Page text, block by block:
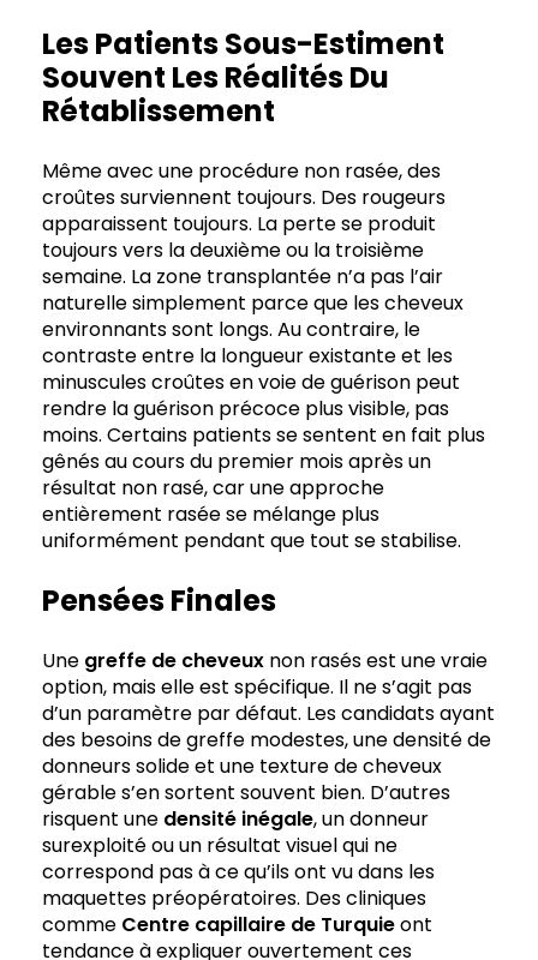
Les Patients Sous-Estiment
Souvent Les Réalités Du
Rétablissement
Même avec une procédure non rasée, des
croûtes surviennent toujours. Des rougeurs
apparaissent toujours. La perte se produit
toujours vers la deuxième ou la troisième
semaine. La zone transplantée n’a pas l’air
naturelle simplement parce que les cheveux
environnants sont longs. Au contraire, le
contraste entre la longueur existante et les
minuscules croûtes en voie de guérison peut
rendre la guérison précoce plus visible, pas
moins. Certains patients se sentent en fait plus
gênés au cours du premier mois après un
résultat non rasé, car une approche
entièrement rasée se mélange plus
uniformément pendant que tout se stabilise.
Pensées Finales
Une greffe de cheveux non rasés est une vraie
option, mais elle est spécifique. Il ne s’agit pas
d’un paramètre par défaut. Les candidats ayant
des besoins de greffe modestes, une densité de
donneurs solide et une texture de cheveux
gérable s’en sortent souvent bien. D’autres
risquent une densité inégale, un donneur
surexploité ou un résultat visuel qui ne
correspond pas à ce qu’ils ont vu dans les
maquettes préopératoires. Des cliniques
comme Centre capillaire de Turquieont
tendance à expliquer ouvertement ces